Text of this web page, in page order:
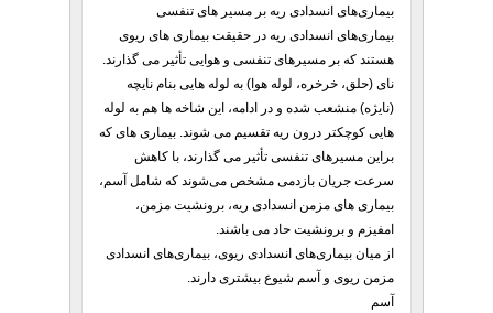
بیماری‌های انسدادی ریه بر مسیر های تنفسی
بیماری‌های انسدادی ریه در حقیقت بیماری های ریوی
هستند که بر مسیرهای تنفسی و هوایی تأثیر می گذارند.
نای (حلق، خرخره، لوله هوا) به لوله هایی بنام نایچه
(نایژه) منشعب شده و در ادامه، این شاخه ها هم به لوله
هایی کوچکتر درون ریه تقسیم می شوند. بیماری های که
براین مسیرهای تنفسی تأثیر می گذارند، با کاهش
سرعت جریان بازدمی مشخص می‌شوند که شامل آسم،
بیماری های مزمن انسدادی ریه، برونشیت مزمن،
امفیزم و برونشیت حاد می باشند.
از میان بیماری‌های انسدادی ریوی، بیماری‌های انسدادی
مزمن ریوی و آسم شیوع بیشتری دارند.
آسم